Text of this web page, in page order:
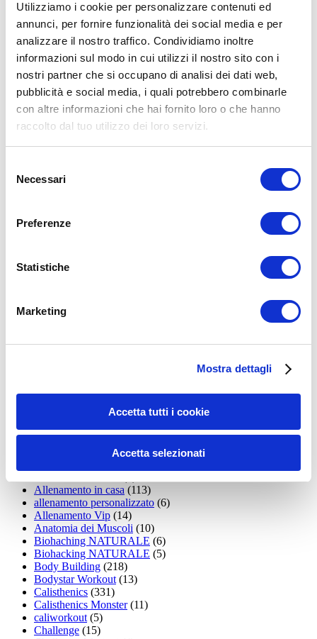
Utilizziamo i cookie per personalizzare contenuti ed
annunci, per fornire funzionalità dei social media e per
analizzare il nostro traffico. Condividiamo inoltre
informazioni sul modo in cui utilizzi il nostro sito con i
nostri partner che si occupano di analisi dei dati web,
pubblicità e social media, i quali potrebbero combinarle
con altre informazioni che hai fornito loro o che hanno
raccolto dal tuo utilizzo dei loro servizi.
delNecessari
Preferenze
Statistiche
Marketing
Mostra dettagli
Accetta tutti i cookie
Accetta selezionati
ALLENATI CON ME!
15WORKOUT
Allenamento aerobico(16)
Allenamento Donne(75)
Allenamento in casa (113)
allenamento personalizzato (6)
Allenamento Vip (14)
Anatomia dei Muscoli (10)
Biohaching NATURALE (6)
Biohacking NATURALE (5)
Body Building (218)
Bodystar Workout(13)
Calisthenics (331)
Calisthenics Monster(11)
caliworkout(5)
Challenge (15)